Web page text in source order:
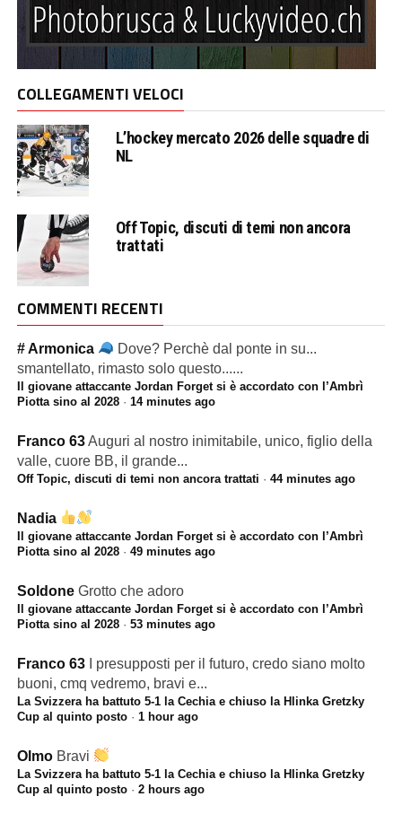
COLLEGAMENTI VELOCI
L’hockey mercato 2026 delle squadre di
NL
Off Topic, discuti di temi non ancora
trattati
COMMENTI RECENTI
# Armonica
Dove? Perchè dal ponte in su...
smantellato, rimasto solo questo......
Il giovane attaccante Jordan Forget si è accordato con l’Ambrì
Piotta sino al 2028· 14 minutes ago
Franco 63Auguri al nostro inimitabile, unico, figlio della
valle, cuore BB, il grande...
Off Topic, discuti di temi non ancora trattati · 44 minutes ago
Nadia
Il giovane attaccante Jordan Forget si è accordato con l’Ambrì
Piotta sino al 2028· 49 minutes ago
Soldone Grotto che adoro
Il giovane attaccante Jordan Forget si è accordato con l’Ambrì
Piotta sino al 2028· 53 minutes ago
Franco 63
I presupposti per il futuro, credo siano molto
buoni, cmq vedremo, bravi e...
La Svizzera ha battuto 5-1 la Cechia e chiuso la Hlinka Gretzky
Cup al quinto posto· 1 hour ago
Olmo Bravi
La Svizzera ha battuto 5-1 la Cechia e chiuso la Hlinka Gretzky
Cup al quinto posto· 2 hours ago